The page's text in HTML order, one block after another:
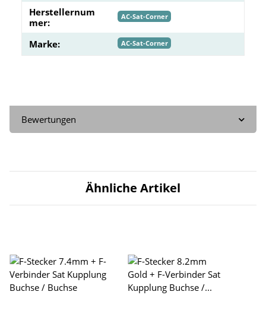
Herstellernum
mer:
AC-Sat-Corner
Marke: AC-Sat-Corner
Bewertungen
Ähnliche Artikel